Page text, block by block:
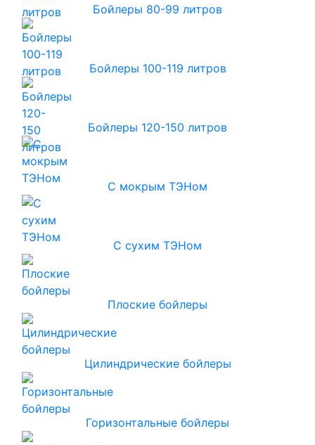
Бойлеры 80-99 литров
Бойлеры 100-119 литров
Бойлеры 120-150 литров
С мокрым ТЭНом
С сухим ТЭНом
Плоские бойлеры
Цилиндрические бойлеры
Горизонтальные бойлеры